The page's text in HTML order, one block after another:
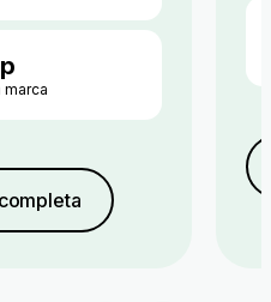
marca